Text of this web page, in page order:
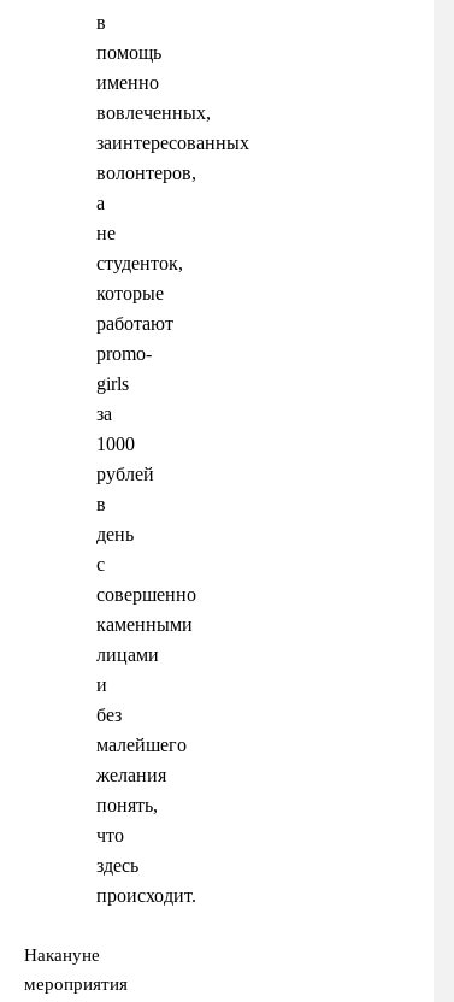
в
помощь
именно
вовлеченных,
заинтересованных
волонтеров,
а
не
студенток,
которые
работают
promo-
girls
за
1000
рублей
в
день
с
совершенно
каменными
лицами
и
без
малейшего
желания
понять,
что
здесь
происходит.
Накануне
мероприятия